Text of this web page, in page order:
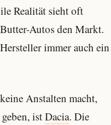
Realität sieht oft
Autos den Markt.
immer auch ein
Anstalten macht,
istDacia. Die